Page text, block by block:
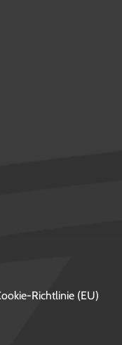
Richtlinie (EU)